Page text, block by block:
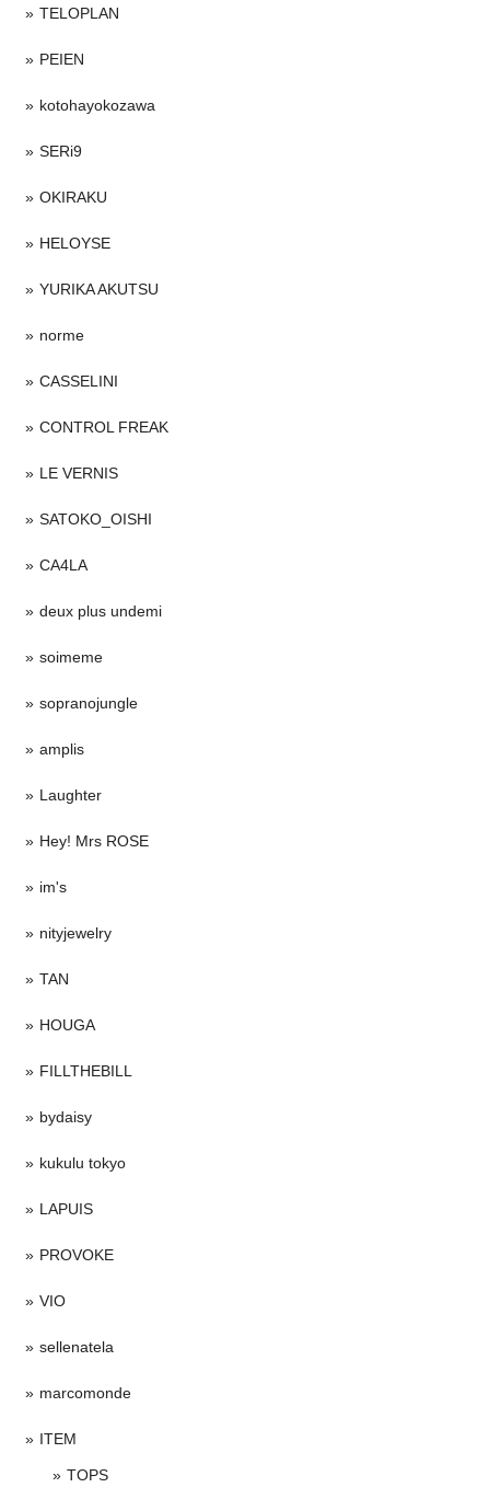
TELOPLAN
PEIEN
kotohayokozawa
SERi9
OKIRAKU
HELOYSE
YURIKA AKUTSU
norme
CASSELINI
CONTROL FREAK
LE VERNIS
SATOKO_OISHI
CA4LA
deux plus undemi
soimeme
sopranojungle
amplis
Laughter
Hey! Mrs ROSE
im's
nityjewelry
TAN
HOUGA
FILLTHEBILL
bydaisy
kukulu tokyo
LAPUIS
PROVOKE
VIO
sellenatela
marcomonde
ITEM
TOPS